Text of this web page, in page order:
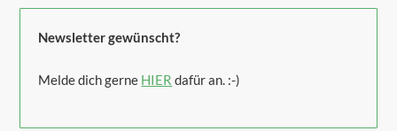
Newsletter gewünscht?
Melde dich gerne HIER dafür an. :-)